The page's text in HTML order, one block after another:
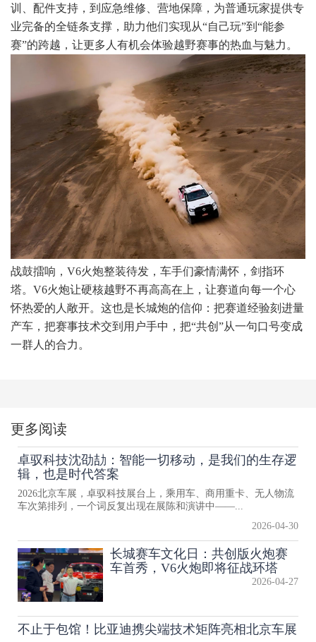
训、配件支持，到应急维修、营地保障，为普通玩家提供专
业完备的全链条支撑，助力他们实现从“自己玩”到“能参
赛”的跨越，让更多人有机会体验越野赛事的热血与魅力。
战鼓擂响，V6火炮整装待发，车手们豪情满怀，剑指环
塔。V6火炮让硬核越野不再高高在上，让赛道向每一个心
怀热爱的人敞开。这也是长城炮的信仰：把赛道经验刻进量
产车，把赛事技术交到用户手中，把“共创”从一句口号变成
一群人的合力。
更多阅读
卓驭科技沈劭劼：智能一切移动，是我们的生存逻
辑，也是时代答案
2026北京车展，卓驭科技展台上，乘用车、商用重卡、无人物流
车次第排列，一个词反复出现在展陈和演讲中——...
2026-04-30
长城赛车文化日：共创版火炮赛
车首秀，V6火炮即将征战环塔
2026-04-27
不止于包馆！比亚迪携尖端技术矩阵亮相北京车展